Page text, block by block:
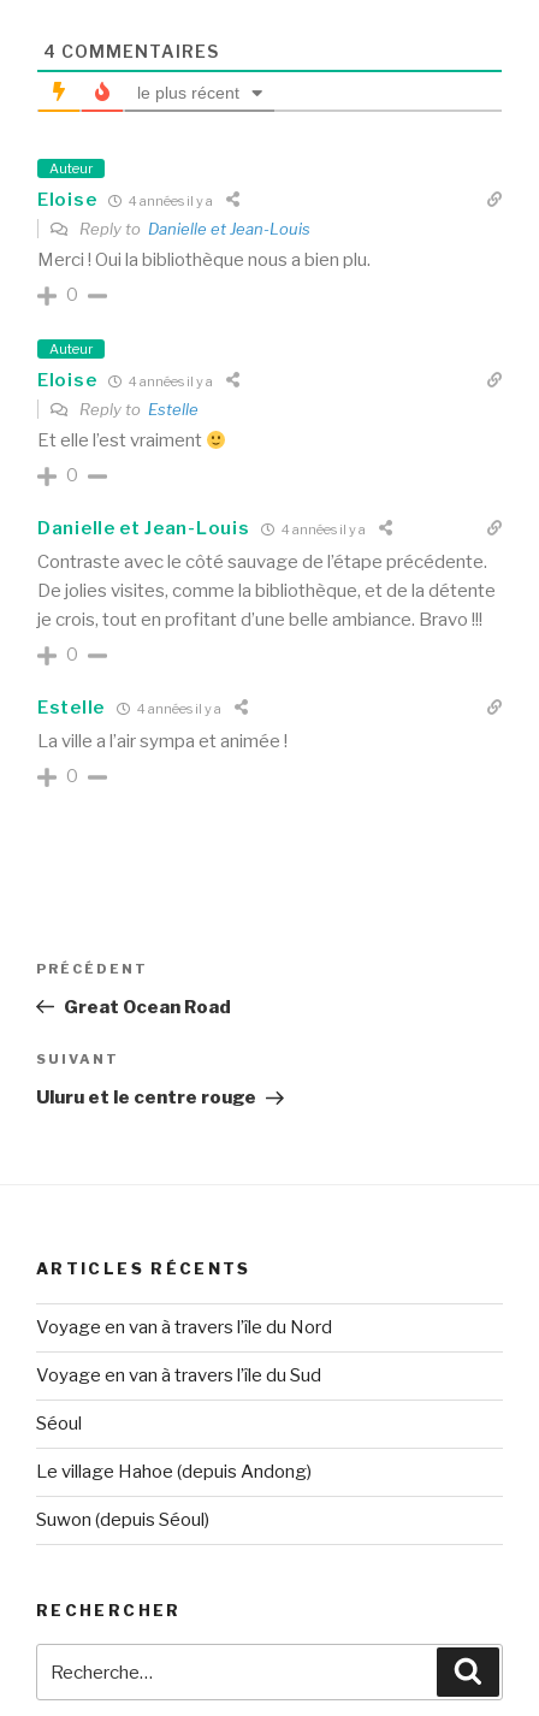
4 COMMENTAIRES
le plus récent
Auteur
Eloise 4 années il y a
Reply to Danielle et Jean-Louis
Merci ! Oui la bibliothèque nous a bien plu.
0
Auteur
Eloise 4 années il y a
Reply to Estelle
Et elle l’est vraiment
0
Danielle et Jean-Louis 4 années il y a
Contraste avec le côté sauvage de l’étape précédente.
De jolies visites, comme la bibliothèque, et de la détente
je crois, tout en profitant d’une belle ambiance. Bravo !!!
0
Estelle 4 années il y a
La ville a l’air sympa et animée !
0
PRÉCÉDENT
Great Ocean Road
SUIVANT
Uluru et le centre rouge
ARTICLES RÉCENTS
Voyage en van à travers l’île du Nord
Voyage en van à travers l’île du Sud
Séoul
Le village Hahoe (depuis Andong)
Suwon (depuis Séoul)
RECHERCHER